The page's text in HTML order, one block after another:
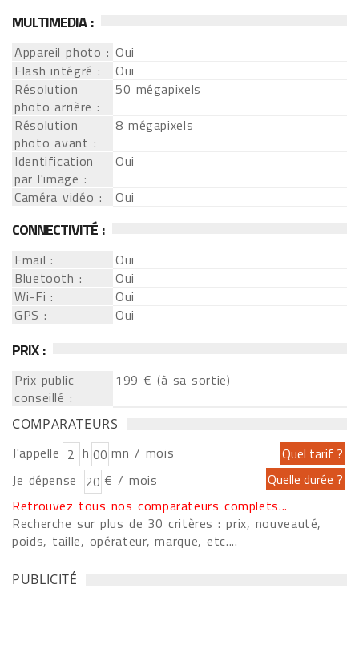
MULTIMEDIA :
Appareil photo : Oui
Flash intégré :
Oui
Résolution
photo arrière :
50 mégapixels
Résolution
photo avant :
8 mégapixels
Identification
par l'image :
Oui
Caméra vidéo :
Oui
CONNECTIVITÉ :
Email :
Oui
Bluetooth :
Oui
Wi-Fi :
Oui
GPS :
Oui
PRIX :
Prix public
conseillé :
199 € (à sa sortie)
COMPARATEURS
J'appelle h
mn / mois
Je dépense
€ / mois
Retrouvez tous nos comparateurs complets...
Recherche sur plus de 30 critères : prix, nouveauté,
poids, taille, opérateur, marque, etc....
PUBLICITÉ